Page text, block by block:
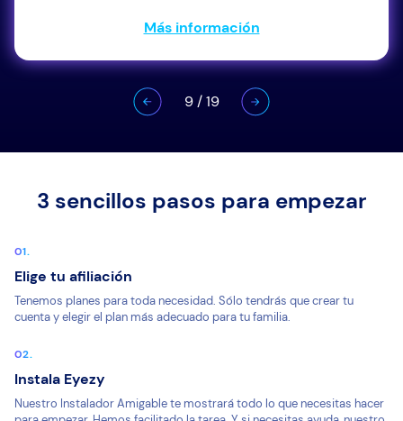
Más información
9/19
3 sencillos pasos para empezar
Elige tu afiliación
Tenemos planes para toda necesidad. Sólo tendrás que crear tu
cuenta y elegir el plan más adecuado para tu familia.
Instala Eyezy
Nuestro Instalador Amigable te mostrará todo lo que necesitas hacer